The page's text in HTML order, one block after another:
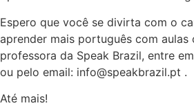
Espero que você se divirta com o
aprender mais português com
professora da Speak Brazil, entre
ou pelo email: info@speakbrazil.pt .
Até mais!